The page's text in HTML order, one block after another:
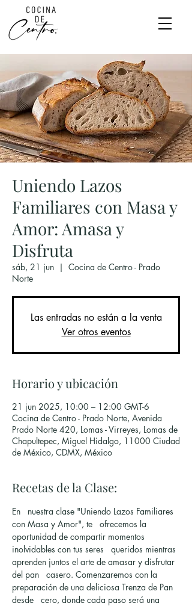
Uniendo Lazos
Familiares con Masa y
Amor: Amasa y
Disfruta
sáb, 21 jun
  |
Cocina de Centro - Prado
Norte
Las entradas no están a la venta
Ver otros eventos
Horario y ubicación
21 jun 2025, 10:00 – 12:00 GMT-6
Cocina de Centro - Prado Norte, Avenida
Prado Norte 420, Lomas - Virreyes, Lomas de
Chapultepec, Miguel Hidalgo, 11000 Ciudad
de México, CDMX, México
Recetas de la Clase:
En   nuestra clase "Uniendo Lazos Familiares
con Masa y Amor", te   ofrecemos la
oportunidad de compartir momentos
inolvidables con tus seres   queridos mientras
aprenden juntos el arte de amasar y disfrutar
del pan   casero. Comenzaremos con la
preparación de una deliciosa Trenza de Pan
desde   cero, donde cada paso será una